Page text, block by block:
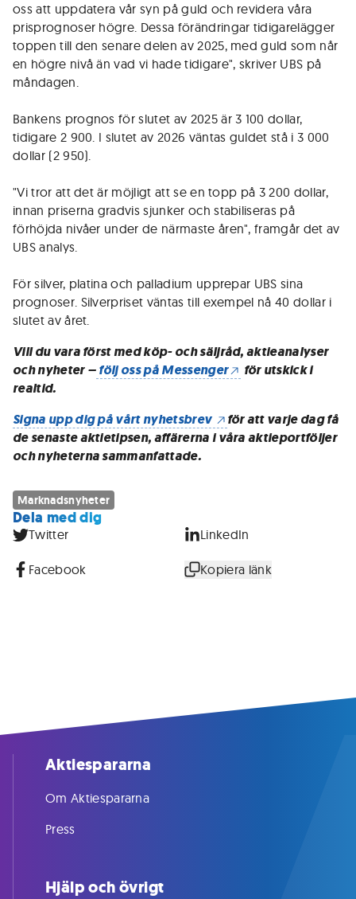
oss att uppdatera vår syn på guld och revidera våra
prisprognoser högre. Dessa förändringar tidigarelägger
toppen till den senare delen av 2025, med guld som når
en högre nivå än vad vi hade tidigare", skriver UBS på
måndagen.
Bankens prognos för slutet av 2025 är 3 100 dollar,
tidigare 2 900. I slutet av 2026 väntas guldet stå i 3 000
dollar (2 950).
"Vi tror att det är möjligt att se en topp på 3 200 dollar,
innan priserna gradvis sjunker och stabiliseras på
förhöjda nivåer under de närmaste åren", framgår det av
UBS analys.
För silver, platina och palladium upprepar UBS sina
prognoser. Silverpriset väntas till exempel nå 40 dollar i
slutet av året.
Vill du vara först med köp- och säljråd, aktieanalyser
och nyheter –följ oss på Messenger
för utskick i
realtid.
Signa upp dig på vårt nyhetsbrev
för att varje dag få
de senaste aktietipsen, affärerna i våra aktieportföljer
och nyheterna sammanfattade.
Marknadsnyheter
Dela med dig
Twitter LinkedIn
Facebook Kopiera länk
Aktiespararna
Om Aktiespararna
Press
Hjälp och övrigt